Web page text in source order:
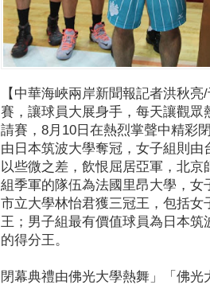
【中華海峽兩岸新聞報記者洪秋
賽，讓球員大展身手，每天讓觀
請賽，8月10日在熱烈掌聲中精彩
由日本筑波大學奪冠，女子組則
以些微之差，飲恨屈居亞軍，北
組季軍的隊伍為法國里昂大學，
市立大學林怡君獲三冠王，包括
王；男子組最有價值球員為日本
的得分王。
閉幕典禮由佛光大學熱舞」「佛